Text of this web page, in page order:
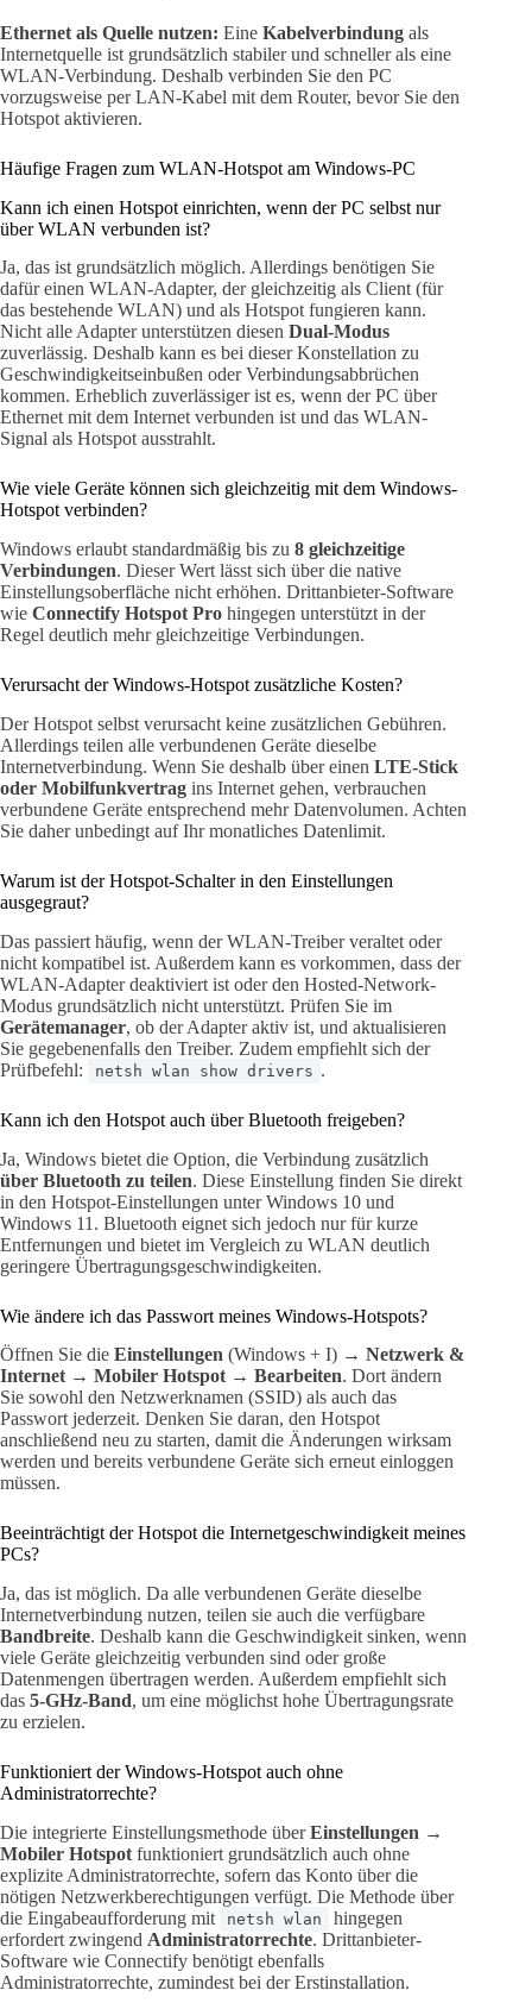
Ethernet als Quelle nutzen: Eine Kabelverbindung als
Internetquelle ist grundsätzlich stabiler und schneller als eine
WLAN-Verbindung. Deshalb verbinden Sie den PC
vorzugsweise per LAN-Kabel mit dem Router, bevor Sie den
Hotspot aktivieren.
Häufige Fragen zum WLAN-Hotspot am Windows-PC
Kann ich einen Hotspot einrichten, wenn der PC selbst nur
über WLAN verbunden ist?
Ja, das ist grundsätzlich möglich. Allerdings benötigen Sie
dafür einen WLAN-Adapter, der gleichzeitig als Client (für
das bestehende WLAN) und als Hotspot fungieren kann.
Nicht alle Adapter unterstützen diesen Dual-Modus
zuverlässig. Deshalb kann es bei dieser Konstellation zu
Geschwindigkeitseinbußen oder Verbindungsabbrüchen
kommen. Erheblich zuverlässiger ist es, wenn der PC über
Ethernet mit dem Internet verbunden ist und das WLAN-
Signal als Hotspot ausstrahlt.
Wie viele Geräte können sich gleichzeitig mit dem Windows-
Hotspot verbinden?
Windows erlaubt standardmäßig bis zu 8 gleichzeitige
Verbindungen. Dieser Wert lässt sich über die native
Einstellungsoberfläche nicht erhöhen. Drittanbieter-Software
wie Connectify Hotspot Pro hingegen unterstützt in der
Regel deutlich mehr gleichzeitige Verbindungen.
Verursacht der Windows-Hotspot zusätzliche Kosten?
Der Hotspot selbst verursacht keine zusätzlichen Gebühren.
Allerdings teilen alle verbundenen Geräte dieselbe
Internetverbindung. Wenn Sie deshalb über einen LTE-Stick
oder Mobilfunkvertrag ins Internet gehen, verbrauchen
verbundene Geräte entsprechend mehr Datenvolumen. Achten
Sie daher unbedingt auf Ihr monatliches Datenlimit.
Warum ist der Hotspot-Schalter in den Einstellungen
ausgegraut?
Das passiert häufig, wenn der WLAN-Treiber veraltet oder
nicht kompatibel ist. Außerdem kann es vorkommen, dass der
WLAN-Adapter deaktiviert ist oder den Hosted-Network-
Modus grundsätzlich nicht unterstützt. Prüfen Sie im
Gerätemanager, ob der Adapter aktiv ist, und aktualisieren
Sie gegebenenfalls den Treiber. Zudem empfiehlt sich der
Prüfbefehl:
netsh wlan show drivers .
Kann ich den Hotspot auch über Bluetooth freigeben?
Ja, Windows bietet die Option, die Verbindung zusätzlich
über Bluetooth zu teilen. Diese Einstellung finden Sie direkt
in den Hotspot-Einstellungen unter Windows 10 und
Windows 11. Bluetooth eignet sich jedoch nur für kurze
Entfernungen und bietet im Vergleich zu WLAN deutlich
geringere Übertragungsgeschwindigkeiten.
Wie ändere ich das Passwort meines Windows-Hotspots?
Öffnen Sie die Einstellungen (Windows + I) → Netzwerk &
Internet→ Mobiler Hotspot→ Bearbeiten. Dort ändern
Sie sowohl den Netzwerknamen (SSID) als auch das
Passwort jederzeit. Denken Sie daran, den Hotspot
anschließend neu zu starten, damit die Änderungen wirksam
werden und bereits verbundene Geräte sich erneut einloggen
müssen.
Beeinträchtigt der Hotspot die Internetgeschwindigkeit meines
PCs?
Ja, das ist möglich. Da alle verbundenen Geräte dieselbe
Internetverbindung nutzen, teilen sie auch die verfügbare
Bandbreite. Deshalb kann die Geschwindigkeit sinken, wenn
viele Geräte gleichzeitig verbunden sind oder große
Datenmengen übertragen werden. Außerdem empfiehlt sich
das 5-GHz-Band, um eine möglichst hohe Übertragungsrate
zu erzielen.
Funktioniert der Windows-Hotspot auch ohne
Administratorrechte?
Die integrierte Einstellungsmethode überEinstellungen →
Mobiler Hotspot funktioniert grundsätzlich auch ohne
explizite Administratorrechte, sofern das Konto über die
nötigen Netzwerkberechtigungen verfügt. Die Methode über
die Eingabeaufforderung mit
netsh wlan
hingegen
erfordert zwingend Administratorrechte. Drittanbieter-
Software wie Connectify benötigt ebenfalls
Administratorrechte, zumindest bei der Erstinstallation.